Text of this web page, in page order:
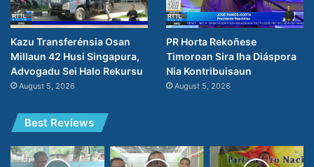
Kazu Transferénsia Osan
Millaun 42 Husi Singapura,
Advogadu Sei Halo Rekursu
August 5, 2026
PR Horta Rekoñese
Timoroan Sira Iha Diáspora
Nia Kontribuisaun
August 5, 2026
Best Reviews